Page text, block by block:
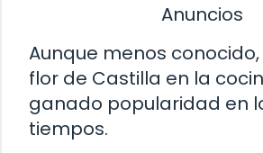
Anuncios
Aunque menos
flor de Castilla en la
ganado popularidad en
tiempos.